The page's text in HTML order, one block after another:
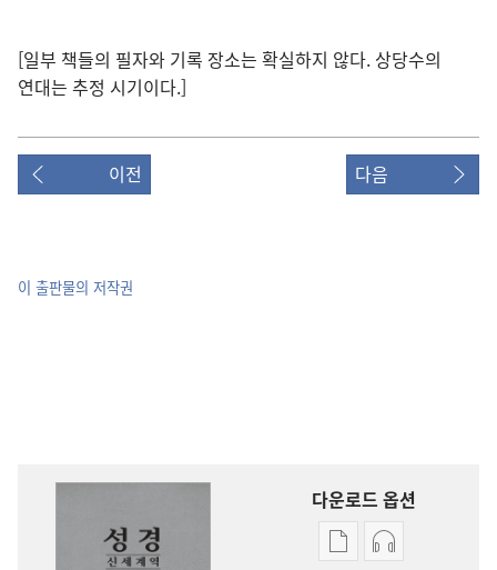
[일부 책들의 필자와 기록 장소는 확실하지 않다. 상당수의
연대는 추정 시기이다.]
이전 다음
이 출판물의 저작권
다운로드 옵션
출판물오디오